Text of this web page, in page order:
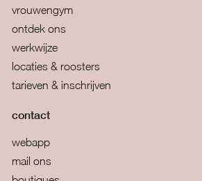
vrouwengym
ontdek ons
werkwijze
locaties & roosters
tarieven & inschrijven
contact
webapp
mail ons